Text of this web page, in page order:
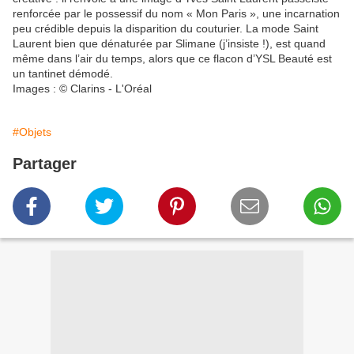
renforcée par le possessif du nom « Mon Paris », une incarnation
peu crédible depuis la disparition du couturier. La mode Saint
Laurent bien que dénaturée par Slimane (j’insiste !), est quand
même dans l’air du temps, alors que ce flacon d’YSL Beauté est
un tantinet démodé.
Images : © Clarins - L'Oréal
#Objets
Partager